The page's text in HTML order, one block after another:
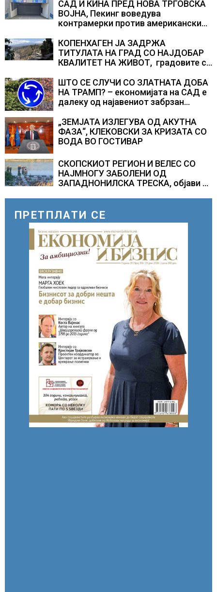
САД И КИНА ПРЕД НОВА ТРГОВСКА
ВОЈНА, Пекинг воведува
контрамерки против американски
КОПЕНХАГЕН ЈА ЗАДРЖА
ТИТУЛАТА НА ГРАД СО НАЈДОБАР
КВАЛИТЕТ НА ЖИВОТ, градовите со
да бидат обележани со
комбинација од фактори
ШТО СЕ СЛУЧИ СО ЗЛАТНАТА ДОБА
НА ТРАМП? – економијата на САД е
далеку од најавениот забрзан
„ЗЕМЈАТА ИЗЛЕГУВА ОД АКУТНА
ФАЗА“, КЛЕКОВСКИ ЗА КРИЗАТА СО
ВОДА ВО ГОСТИВАР
СКОПСКИОТ РЕГИОН И ВЕЛЕС СО
НАЈМНОГУ ЗАБОЛЕНИ ОД
ЗАПАДНОНИЛСКА ТРЕСКА, објави
ПРЕТПЛАТИ СЕ